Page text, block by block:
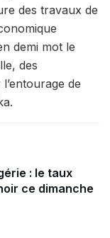
des travaux de
demi mot le
des
de
: le taux
ce dimanche